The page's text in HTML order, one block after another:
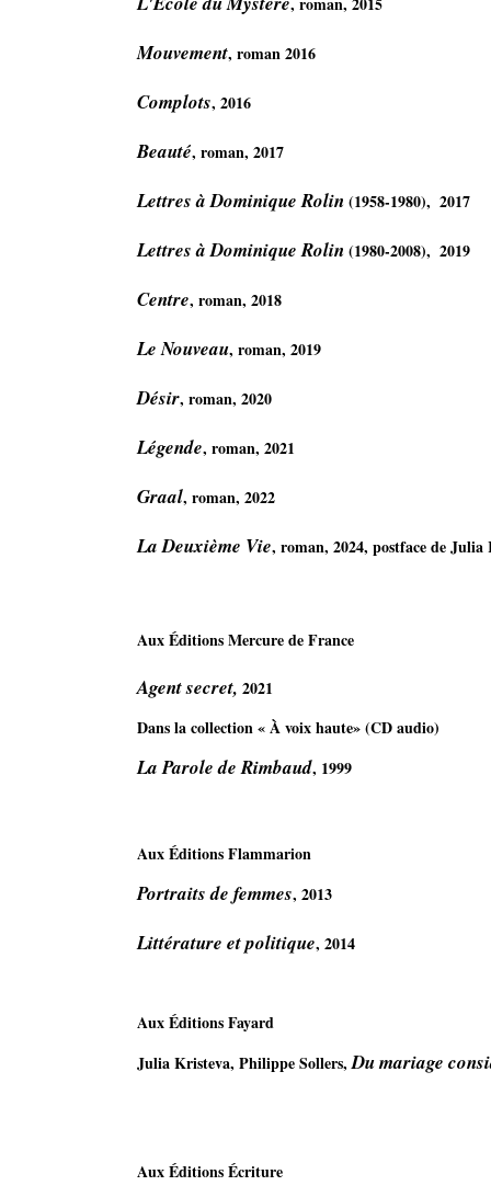
Mouvement, roman 2016
Complots, 2016
Beauté, roman, 2017
Lettres à Dominique Rolin (1958-1980),  2017
Lettres à Dominique Rolin (1980-2008),  2019
Centre, roman, 2018
Le Nouveau, roman, 2019
Désir, roman, 2020
Légende, roman, 2021
Graal, roman, 2022
La Deuxième Vie, roman, 2024, postface de Julia
Aux Éditions Mercure de France
Agent secret,
Dans la collection « À voix haute» (CD audio)
La Parole de Rimbaud, 1999
Aux Éditions Flammarion
Portraits de femmes, 2013
Littérature et politique, 2014
Aux Éditions Fayard
Julia Kristeva, Philippe Sollers, Du mariage
Aux Éditions Écriture